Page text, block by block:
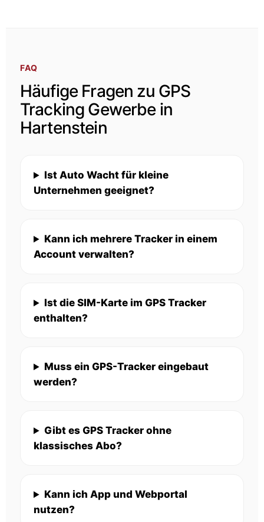
FAQ
Häufige Fragen zu GPS
Tracking Gewerbe in
Hartenstein
Ist Auto Wacht für kleine
Unternehmen geeignet?
Kann ich mehrere Tracker in einem
Account verwalten?
Ist die SIM-Karte im GPS Tracker
enthalten?
Muss ein GPS-Tracker eingebaut
werden?
Gibt es GPS Tracker ohne
klassisches Abo?
Kann ich App und Webportal
nutzen?